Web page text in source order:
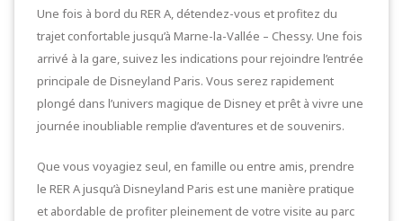
Une fois à bord du RER A, détendez-vous et profitez du
trajet confortable jusqu’à Marne-la-Vallée – Chessy. Une fois
arrivé à la gare, suivez les indications pour rejoindre l’entrée
principale de Disneyland Paris. Vous serez rapidement
plongé dans l’univers magique de Disney et prêt à vivre une
journée inoubliable remplie d’aventures et de souvenirs.
Que vous voyagiez seul, en famille ou entre amis, prendre
le RER A jusqu’à Disneyland Paris est une manière pratique
et abordable de profiter pleinement de votre visite au parc